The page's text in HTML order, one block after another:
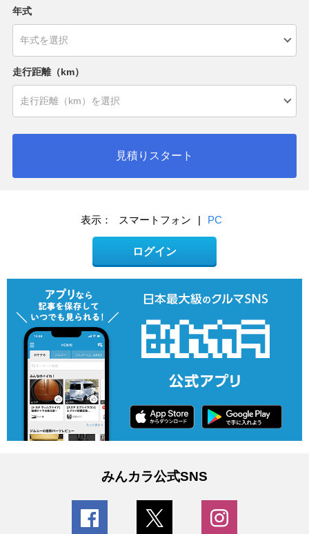
年式
走行距離（km）
見積りスタート
表示： スマートフォン | PC
ログイン
みんカラ公式SNS